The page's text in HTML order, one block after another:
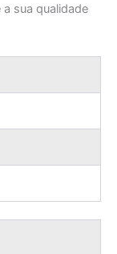
sua qualidade